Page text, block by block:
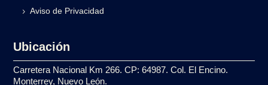
Aviso de Privacidad
Ubicación
Carretera Nacional Km 266. CP: 64987. Col. El Encino.
Monterrey, Nuevo León.